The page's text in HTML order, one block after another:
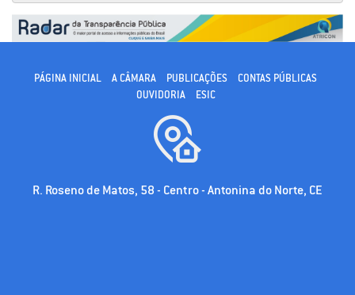
PÁGINA INICIAL A CÂMARA PUBLICAÇÕES
CONTAS PÚBLICAS
OUVIDORIA
ESIC
R. Roseno de Matos, 58 - Centro - Antonina do Norte, CE